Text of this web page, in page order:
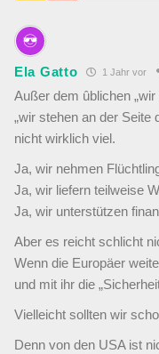
Ela Gatto 1 Jahr vor
Außer dem ûblichen
„wir stehen an der Seite
nicht wirklich viel.
Ja, wir nehmen
Ja, wir liefern teilweise
Ja, wir unterstützen
Aber es reicht schlicht
Wenn die Europäer
und mit ihr die
Vielleicht sollten wir
Denn von den USA ist